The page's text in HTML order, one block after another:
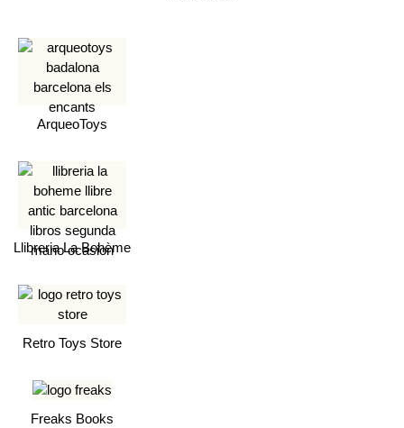
ArqueoToys
Llibreria La Bohème
Retro Toys Store
Freaks Books